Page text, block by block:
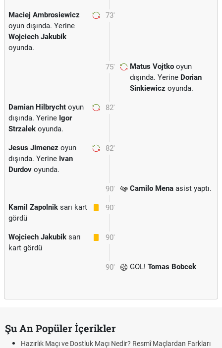
73'
Maciej Ambrosiewicz
oyun dışında. Yerine
Wojciech Jakubik
oyunda.
75' Matus Vojtko oyun
dışında. Yerine Dorian
Sinkiewicz oyunda.
82'
Damian Hilbrycht oyun
dışında. Yerine Igor
Strzalek oyunda.
82'
Jesus Jimenez oyun
dışında. Yerine Ivan
Durdov oyunda.
90' Camilo Mena asist yaptı.
90'
Kamil Zapolnik sarı kart
gördü
90'
Wojciech Jakubik sarı
kart gördü
90' GOL! Tomas Bobcek
Şu An Popüler İçerikler
Hazırlık Maçı ve Dostluk Maçı Nedir? Resmî Maçlardan Farkları